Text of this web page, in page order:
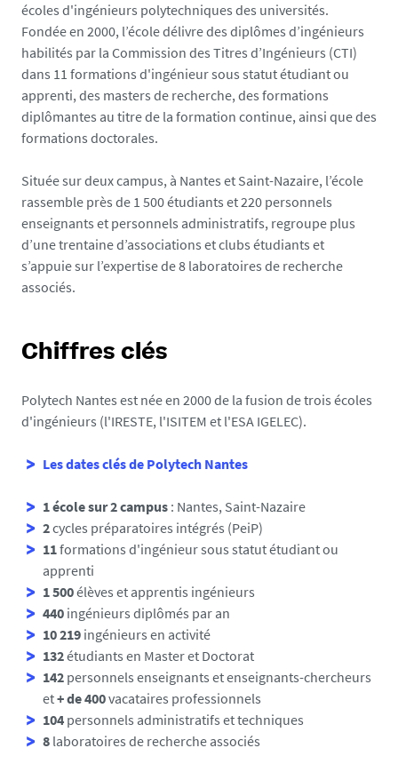
écoles d'ingénieurs polytechniques des universités.
Fondée en 2000, l’école délivre des diplômes d’ingénieurs
habilités par la Commission des Titres d’Ingénieurs (CTI)
dans 11 formations d'ingénieur sous statut étudiant ou
apprenti, des masters de recherche, des formations
diplômantes au titre de la formation continue, ainsi que des
formations doctorales.
Située sur deux campus, à Nantes et Saint-Nazaire, l’école
rassemble près de 1 500 étudiants et 220 personnels
enseignants et personnels administratifs, regroupe plus
d’une trentaine d’associations et clubs étudiants et
s’appuie sur l’expertise de 8 laboratoires de recherche
associés.
Chiffres clés
Polytech Nantes est née en 2000 de la fusion de trois écoles
d'ingénieurs (l'IRESTE, l'ISITEM et l'ESA IGELEC).
Les dates clés de Polytech Nantes
1 école sur 2campus : Nantes, Saint-Nazaire
2cycles préparatoires intégrés (PeiP)
11formations d'ingénieur sous statut étudiant ou
apprenti
1 500élèves et apprentis ingénieurs
440 ingénieurs diplômés par an
10 219 ingénieurs en activité
132étudiants en Master et Doctorat
142 personnels enseignants et enseignants-chercheurs
et+ de 400vacataires professionnels
104 personnels administratifs et techniques
8 laboratoires de recherche associés